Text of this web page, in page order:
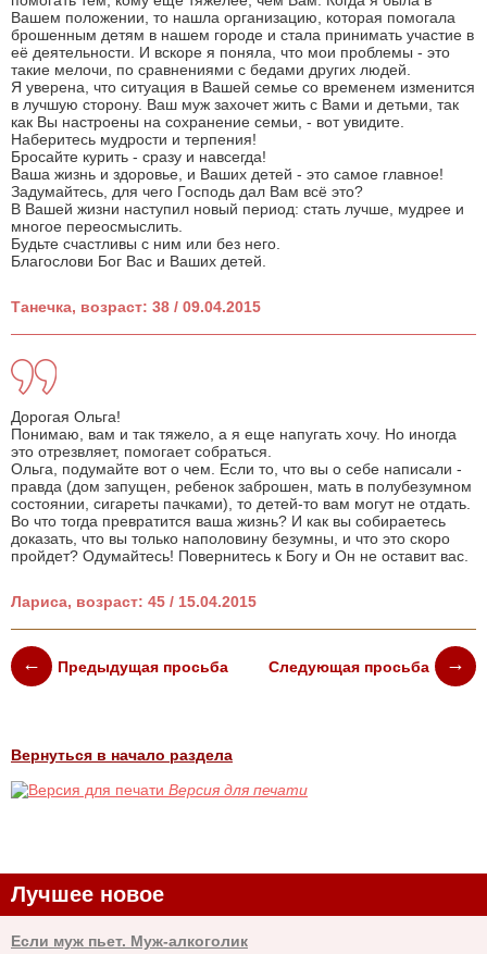
Вашем положении, то нашла организацию, которая помогала
брошенным детям в нашем городе и стала принимать участие в
её деятельности. И вскоре я поняла, что мои проблемы - это
такие мелочи, по сравнениями с бедами других людей.
Я уверена, что ситуация в Вашей семье со временем изменится
в лучшую сторону. Ваш муж захочет жить с Вами и детьми, так
как Вы настроены на сохранение семьи, - вот увидите.
Наберитесь мудрости и терпения!
Бросайте курить - сразу и навсегда!
Ваша жизнь и здоровье, и Ваших детей - это самое главное!
Задумайтесь, для чего Господь дал Вам всё это?
В Вашей жизни наступил новый период: стать лучше, мудрее и
многое переосмыслить.
Будьте счастливы с ним или без него.
Благослови Бог Вас и Ваших детей.
Танечка, возраст: 38 / 09.04.2015
Дорогая Ольга!
Понимаю, вам и так тяжело, а я еще напугать хочу. Но иногда
это отрезвляет, помогает собраться.
Ольга, подумайте вот о чем. Если то, что вы о себе написали -
правда (дом запущен, ребенок заброшен, мать в полубезумном
состоянии, сигареты пачками), то детей-то вам могут не отдать.
Во что тогда превратится ваша жизнь? И как вы собираетесь
доказать, что вы только наполовину безумны, и что это скоро
пройдет? Одумайтесь! Повернитесь к Богу и Он не оставит вас.
Лариса, возраст: 45 / 15.04.2015
Предыдущая просьба Следующая просьба
Вернуться в начало раздела
Версия для печати
Лучшее новое
Если муж пьет. Муж-алкоголик